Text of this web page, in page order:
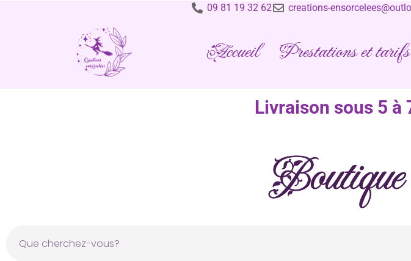
09 81 19 32 62 creations-
Accueil Prestations et tarifs
Livraison sous 5 à
Boutique